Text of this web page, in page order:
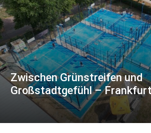
Zwischen Grünstreifen und
Großstadtgefühl –